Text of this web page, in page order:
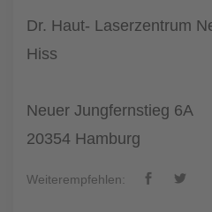
Dr. Haut- Laserzentrum
Hiss
Neuer Jungfernstieg 6A
20354 Hamburg
Weiterempfehlen: